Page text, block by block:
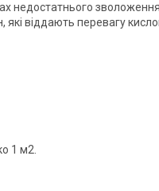
недостатнього
віддають перевагу
1 м2.